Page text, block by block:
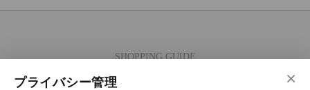
SHOPPING GUIDE
×
プライバシー管理